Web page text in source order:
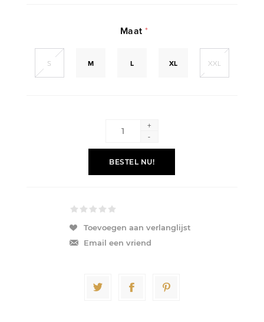
Maat*
S M L XL XXL
+
-
BESTEL NU!
Toevoegen aan verlanglijst
Email een vriend